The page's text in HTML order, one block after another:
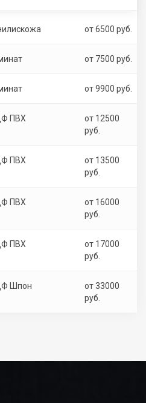
от 6500 руб.
от 7500 руб.
от 9900 руб.
ПВХ
от 12500
руб.
ПВХ
от 13500
руб.
ПВХ
от 16000
руб.
ПВХ
от 17000
руб.
Шпон
от 33000
руб.